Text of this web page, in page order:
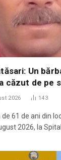
Un
căzut de pe
2026 143
61 de ani din
2026, la